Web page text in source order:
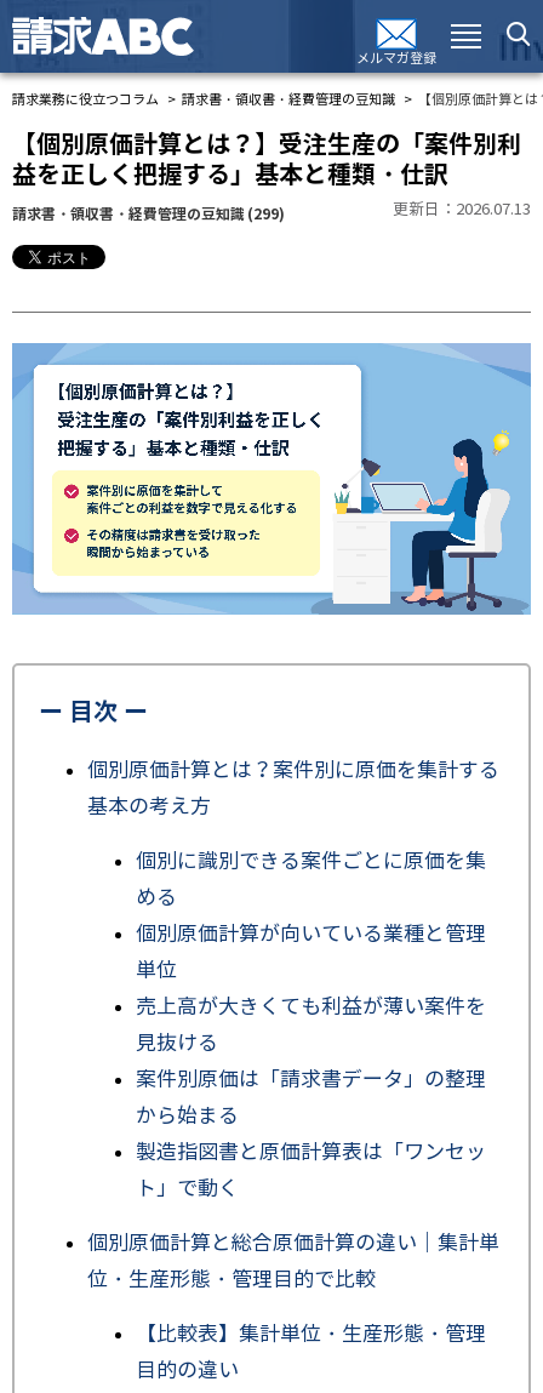
メルマガ登録
請求業務に役立つコラム 請求書・領収書・経費管理の豆知識 【個別原価計算と
【個別原価計算とは？】受注生産の「案件別利
益を正しく把握する」基本と種類・仕訳
請求書・領収書・経費管理の豆知識 (299) 更新日：2026.07.13
ー 目次 ー
個別原価計算とは？案件別に原価を集計する
基本の考え方
個別に識別できる案件ごとに原価を集
める
個別原価計算が向いている業種と管理
単位
売上高が大きくても利益が薄い案件を
見抜ける
案件別原価は「請求書データ」の整理
から始まる
製造指図書と原価計算表は「ワンセッ
ト」で動く
個別原価計算と総合原価計算の違い｜集計単
位・生産形態・管理目的で比較
【比較表】集計単位・生産形態・管理
目的の違い